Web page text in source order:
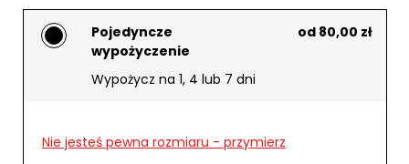
Pojedyncze
wypożyczenie
od 80,00 zł
Wypożycz na 1, 4 lub 7 dni
Nie jesteś pewna rozmiaru - przymierz